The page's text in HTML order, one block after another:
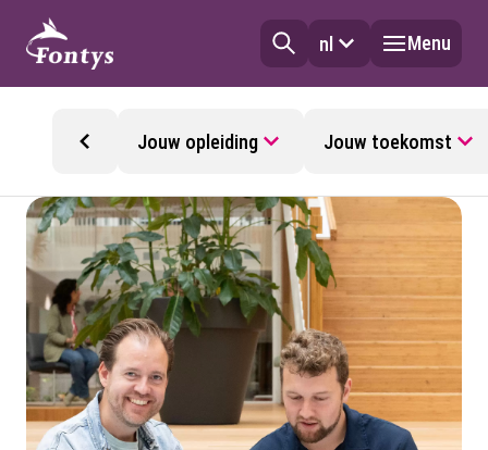
nl Menu
Jouw opleiding Jouw toekomst